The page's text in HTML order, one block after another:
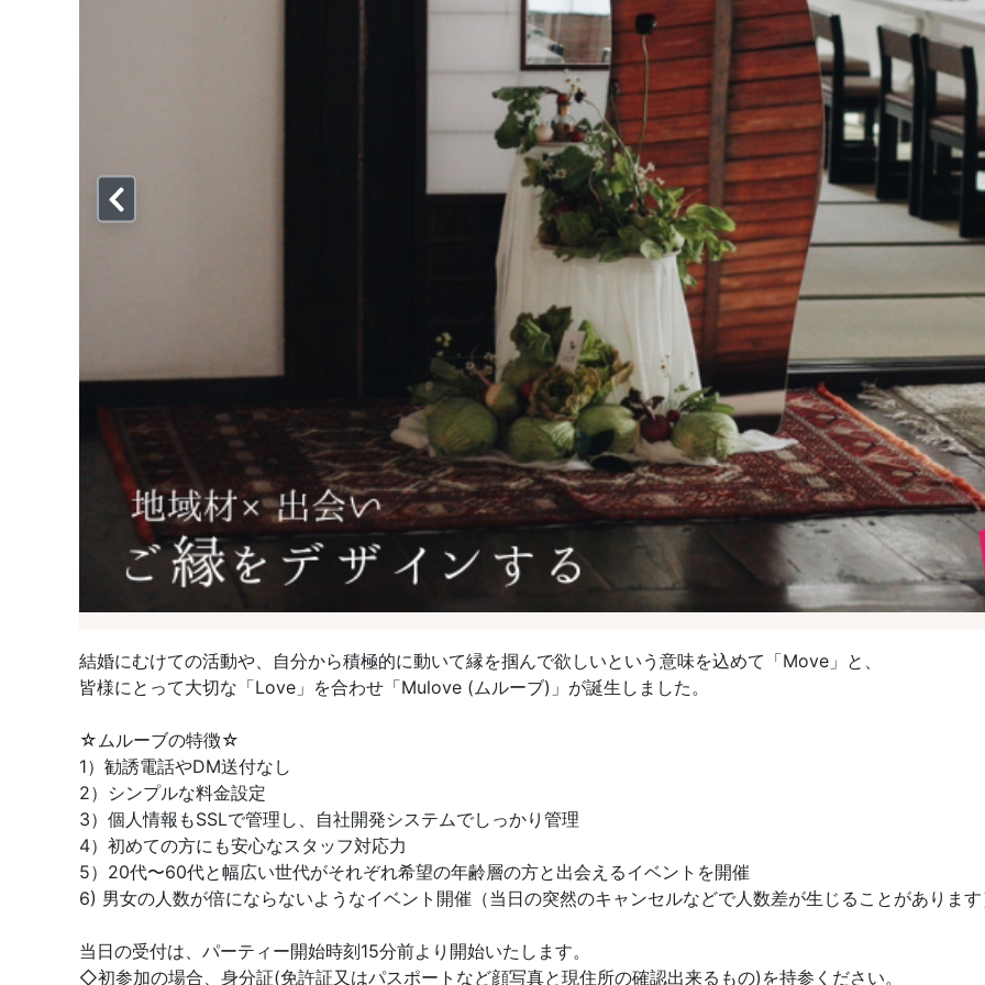
結婚にむけての活動や、自分から積極的に動いて縁を掴んで欲しいという意味を込めて「Move」と、
皆様にとって大切な「Love」を合わせ「Mulove (ムルーブ)」が誕生しました。
☆ムルーブの特徴☆
1）勧誘電話やDM送付なし
2）シンプルな料金設定
3）個人情報もSSLで管理し、自社開発システムでしっかり管理
4）初めての方にも安心なスタッフ対応力
5）20代〜60代と幅広い世代がそれぞれ希望の年齢層の方と出会えるイベントを開催
6) 男女の人数が倍にならないようなイベント開催（当日の突然のキャンセルなどで人数差が生じることがありま
当日の受付は、パーティー開始時刻15分前より開始いたします。
◇初参加の場合、身分証(免許証又はパスポートなど顔写真と現住所の確認出来るもの)を持参ください。